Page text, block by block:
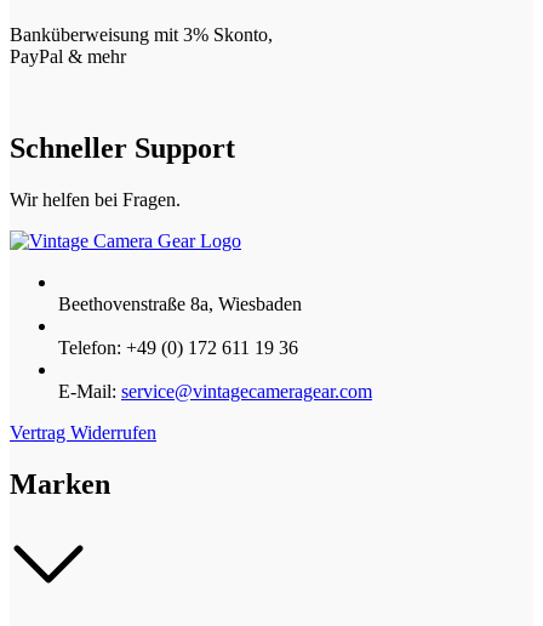
Banküberweisung mit 3% Skonto,
PayPal & mehr
Schneller Support
Wir helfen bei Fragen.
Beethovenstraße 8a, Wiesbaden
Telefon: +49 (0) 172 611 19 36
E-Mail: service@vintagecameragear.com
Vertrag Widerrufen
Marken